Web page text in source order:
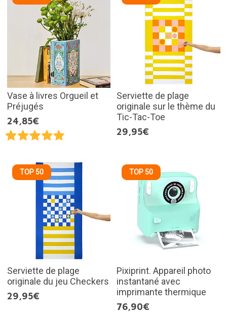
Vase à livres Orgueil et
Préjugés
24,85€
Serviette de plage
originale sur le thème du
Tic-Tac-Toe
29,95€
TOP 50
Serviette de plage
originale du jeu Checkers
29,95€
TOP 50
Pixiprint. Appareil photo
instantané avec
imprimante thermique
76,90€